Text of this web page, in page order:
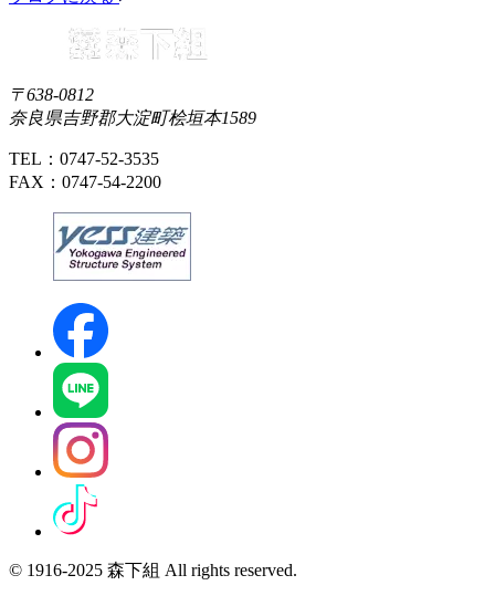
〒638-0812
奈良県吉野郡大淀町桧垣本1589
TEL：0747-52-3535
FAX：0747-54-2200
© 1916-2025 森下組 All rights reserved.